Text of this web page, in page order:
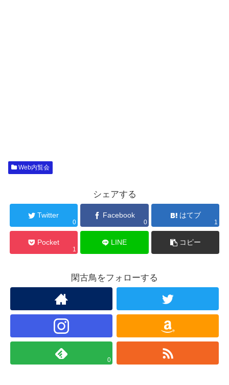
Web内覧会
シェアする
Twitter
0
Facebook
0
はてブ
1
Pocket
1
LINE コピー
閑古鳥をフォローする
0